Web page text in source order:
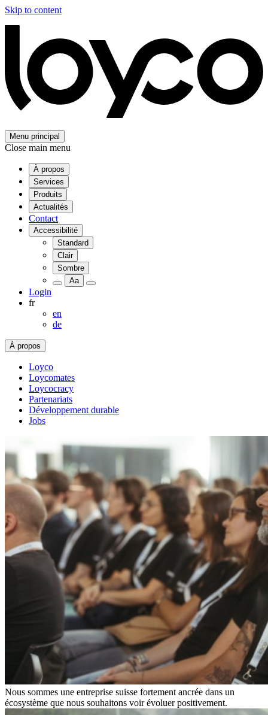
Skip to content
Menu principal
Close main menu
À propos
Services
Produits
Actualités
Contact
Accessibilité
Standard
Clair
Sombre
Aa
Login
fr
en
de
À propos
Loyco
Loycomates
Loycocracy
Partenariats
Développement durable
Jobs
Nous sommes une entreprise suisse fortement ancrée dans un
écosystème que nous souhaitons voir évoluer positivement.